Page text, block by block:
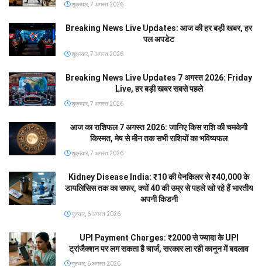
शुक्रवार, 7 अगस्त 2026
Breaking News Live Updates: आज की हर बड़ी खबर, हर
पल अपडेट
शुक्रवार, 7 अगस्त 2026
Breaking News Live Updates 7 अगस्त 2026: Friday
Live, हर बड़ी खबर सबसे पहले
शुक्रवार, 7 अगस्त 2026
आज का राशिफल 7 अगस्त 2026: जानिए किस राशि की चमकेगी
किस्मत, मेष से मीन तक सभी राशियों का भविष्यफल
शुक्रवार, 7 अगस्त 2026
Kidney Disease India: ₹10 की पेनकिलर से ₹40,000 के
डायलिसिस तक का सफर, क्यों 40 की उम्र से पहले खो रहे हैं भारतीय
अपनी किडनी
गुरूवार, 6 अगस्त 2026
UPI Payment Charges: ₹2000 से ज्यादा के UPI
ट्रांजैक्शन पर लग सकता है चार्ज, सरकार ला रही कानून में बदलाव
गुरूवार, 6 अगस्त 2026